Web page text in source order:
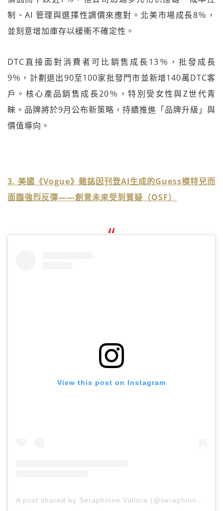
制、AI 管理與選擇性調價來應對。北美市場成長8％，
並刻意增加庫存以緩衝不確定性。
DTC直接面對消費者可比銷售成長13％，批發成長
9％，計劃退出90至100家批發門市並新增140萬DTC客
戶。核心產品銷售成長20％，特別受女性與Z世代青
睞。品牌將於9月公布新策略，持續推進「品牌升級」與
價值導向。
3. 美國《Vogue》雜誌因刊登AI生成的Guess模特兒而
面臨強烈反彈——創意未來受到質疑（OSF）
View this post on Instagram
A post shared by Seraphinne Vallora (@seraphinnevallora)